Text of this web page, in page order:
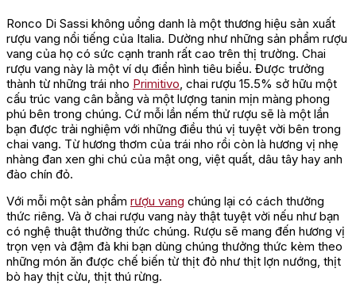
Ronco Di Sassi không uổng danh là một thương hiệu sản xuất
rượu vang nổi tiếng của Italia. Dường như những sản phẩm rượu
vang của họ có sức cạnh tranh rất cao trên thị trường. Chai
rượu vang này là một ví dụ điển hình tiêu biểu. Được trưởng
thành từ những trái nho Primitivo, chai rượu 15.5% sở hữu một
cấu trúc vang cân bằng và một lượng tanin mịn màng phong
phú bên trong chúng. Cứ mỗi lần nếm thử rượu sẽ là một lần
bạn được trải nghiệm với những điều thú vị tuyệt vời bên trong
chai vang. Từ hương thơm của trái nho rồi còn là hương vị nhẹ
nhàng đan xen ghi chú của mật ong, việt quất, dâu tây hay anh
đào chín đỏ.
Với mỗi một sản phẩm rượu vang chúng lại có cách thưởng
thức riêng. Và ở chai rượu vang này thật tuyệt vời nếu như bạn
có nghệ thuật thưởng thức chúng. Rượu sẽ mang đến hương vị
trọn vẹn và đậm đà khi bạn dùng chúng thưởng thức kèm theo
những món ăn được chế biến từ thịt đỏ như thịt lợn nướng, thịt
bò hay thịt cừu, thịt thú rừng.